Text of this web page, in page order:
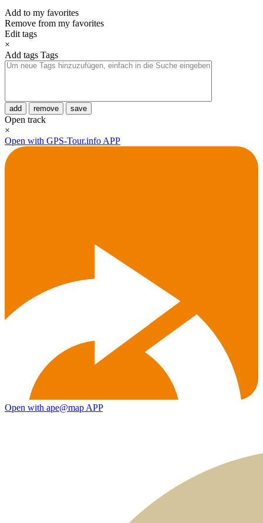
Add to my favorites
Remove from my favorites
Edit tags
×
Add tags Tags
add remove save
Open track
×
Open with GPS-Tour.info APP
Open with ape@map APP